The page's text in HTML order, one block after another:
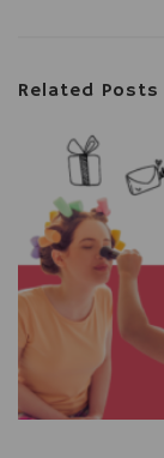
Related Posts